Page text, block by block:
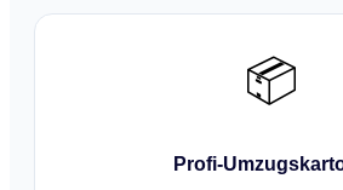
📦
Profi-